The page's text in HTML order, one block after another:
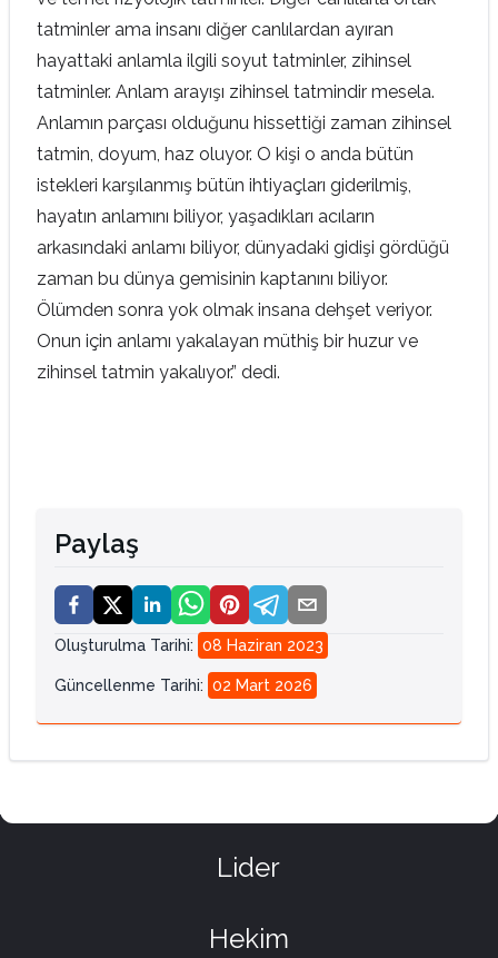
tatminler ama insanı diğer canlılardan ayıran
hayattaki anlamla ilgili soyut tatminler, zihinsel
tatminler. Anlam arayışı zihinsel tatmindir mesela.
Anlamın parçası olduğunu hissettiği zaman zihinsel
tatmin, doyum, haz oluyor. O kişi o anda bütün
istekleri karşılanmış bütün ihtiyaçları giderilmiş,
hayatın anlamını biliyor, yaşadıkları acıların
arkasındaki anlamı biliyor, dünyadaki gidişi gördüğü
zaman bu dünya gemisinin kaptanını biliyor.
Ölümden sonra yok olmak insana dehşet veriyor.
Onun için anlamı yakalayan müthiş bir huzur ve
zihinsel tatmin yakalıyor.” dedi.
Paylaş
Oluşturulma Tarihi: 08 Haziran 2023
Güncellenme Tarihi: 02 Mart 2026
Lider
Hekim